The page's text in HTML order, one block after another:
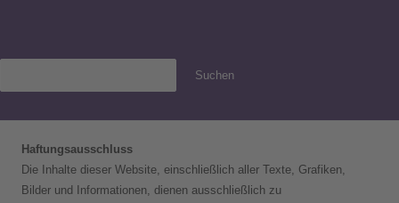
Suchen
Haftungsausschluss
Die Inhalte dieser Website, einschließlich aller Texte, Grafiken,
Bilder und Informationen, dienen ausschließlich zu